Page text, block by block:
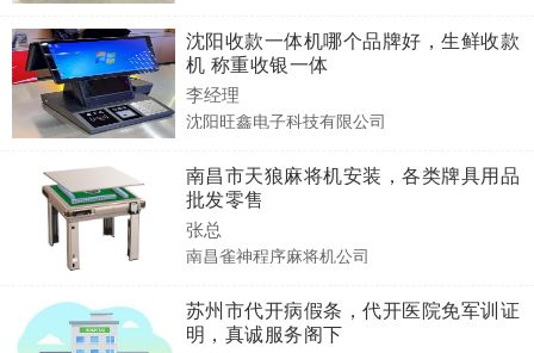
沈阳收款一体机哪个品牌好，生鲜收款
机 称重收银一体
李经理
沈阳旺鑫电子科技有限公司
南昌市天狼麻将机安装，各类牌具用品
批发零售
张总
南昌雀神程序麻将机公司
苏州市代开病假条，代开医院免军训证
明，真诚服务阁下